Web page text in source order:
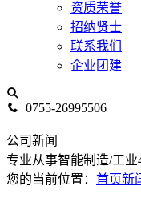
资质荣誉
招纳贤士
联系我们
企业团建
0755-26995506
公司新闻
专业从事智能制造/工业
您的当前位置： 首页新